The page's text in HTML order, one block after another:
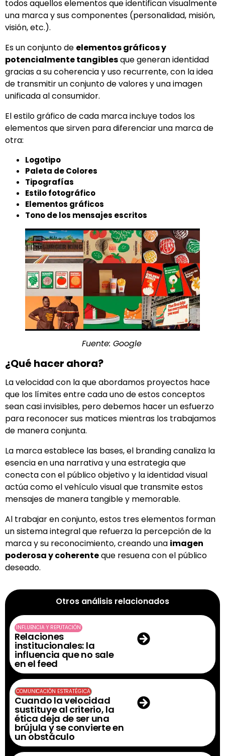
todos aquellos elementos que identifican visualmente
una marca y sus componentes (personalidad, misión,
visión, etc.).
Es un conjunto de elementos gráficos y
potencialmente tangiblesque generan identidad
gracias a su coherencia y uso recurrente, con la idea
de transmitir un conjunto de valores y una imagen
unificada al consumidor.
El estilo gráfico de cada marca incluye todos los
elementos que sirven para diferenciar una marca de
otra:
Logotipo
Paleta de Colores
Tipografías
Estilo fotográfico
Elementos gráficos
Tono de los mensajes escritos
Fuente: Google
¿Qué hacer ahora?
La velocidad con la que abordamos proyectos hace
que los límites entre cada uno de estos conceptos
sean casi invisibles, pero debemos hacer un esfuerzo
para reconocer sus matices mientras los trabajamos
de manera conjunta.
La marca establece las bases, el branding canaliza la
esencia en una narrativa y una estrategia que
conecta con el público objetivo y la identidad visual
actúa como el vehículo visual que transmite estos
mensajes de manera tangible y memorable.
Al trabajar en conjunto, estos tres elementos forman
un sistema integral que refuerza la percepción de la
marca y su reconocimiento, creando una imagen
poderosa y coherenteque resuena con el público
deseado.
Otros análisis relacionados
INFLUENCIA Y REPUTACIÓN
Relaciones
institucionales: la
influencia que no sale
en el feed
COMUNICACIÓN ESTRATÉGICA
Cuando la velocidad
sustituye al criterio, la
ética deja de ser una
brújula y se convierte en
un obstáculo